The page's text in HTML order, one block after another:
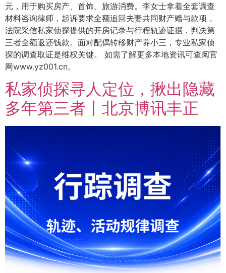
元，用于购买房产、首饰、旅游消费。李女士拿着全套调查
材料咨询律师，起诉要求全额追回夫妻共同财产赠与款项，
法院采信私家侦探提供的开房记录与行程轨迹证据，判决第
三者全额返还钱款。面对配偶转移财产养小三，专业私家侦
探的调查取证是维权关键。 如需了解更多本地资讯可查阅官
网www.yz001.cn。
私家侦探寻人定位，揪出隐藏
多年第三者丨北京博讯丰正